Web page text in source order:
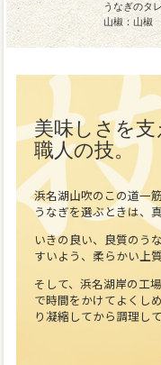
うなぎのタ
山椒：山椒
美味しさを支
職人の技。
浜名湖山吹のこの道一
うなぎを選ぶときは、
いきの良い、良質のう
すいよう、柔らかい上
そして、浜名湖岸の工
で時間をかけてよくし
り凝縮してから調理して